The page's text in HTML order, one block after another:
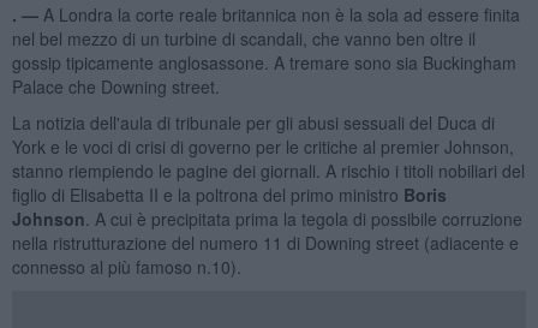
. — A Londra la corte reale britannica non è la sola ad essere finita
nel bel mezzo di un turbine di scandali, che vanno ben oltre il
gossip tipicamente anglosassone. A tremare sono sia Buckingham
Palace che Downing street.
La notizia dell'aula di tribunale per gli abusi sessuali del Duca di
York e le voci di crisi di governo per le critiche al premier Johnson,
stanno riempiendo le pagine dei giornali. A rischio i titoli nobiliari del
figlio di Elisabetta II e la poltrona del primo ministro Boris
Johnson . A cui è precipitata prima la tegola di possibile corruzione
nella ristrutturazione del numero 11 di Downing street (adiacente e
connesso al più famoso n.10).